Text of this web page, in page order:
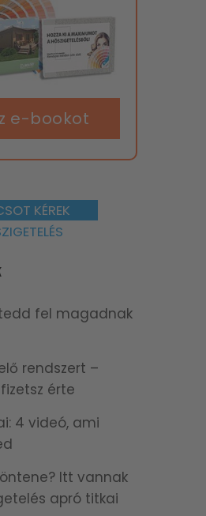
e-bookot
KÉREK
fel magadnak
rendszert –
érte
4 videó, ami
Itt vannak
apró titkai